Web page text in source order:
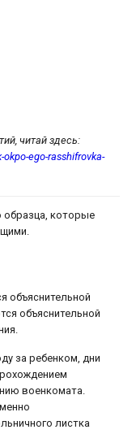
читай здесь:
ego-rasshifrovka-
образца, которые
объяснительной
объяснительной
за ребенком, дни
военкомата.
листка